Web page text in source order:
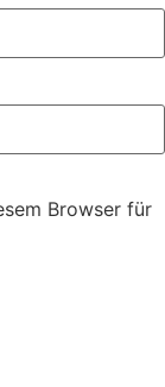
Browser für